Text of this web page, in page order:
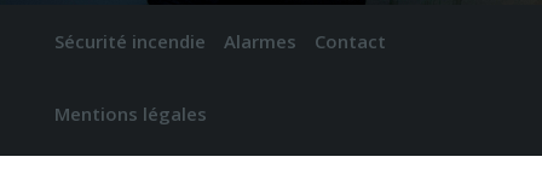
Sécurité incendie Alarmes Contact
Mentions légales